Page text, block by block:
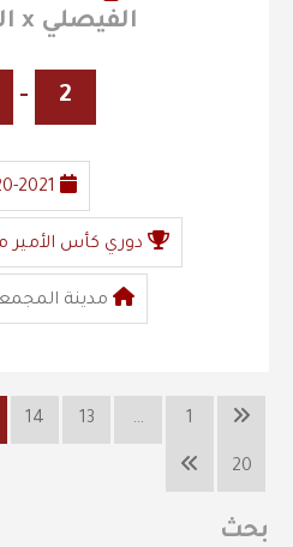
الفيصلي x القادسية
2
-
2021
دوري كأس
مدينة
1
…
13
14
20
بحث